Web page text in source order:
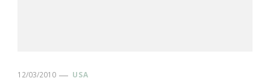
12/03/2010 USA